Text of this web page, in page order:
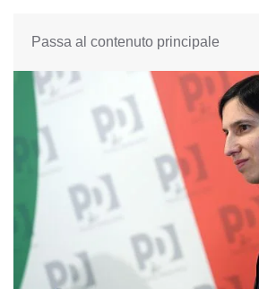
Passa al contenuto principale